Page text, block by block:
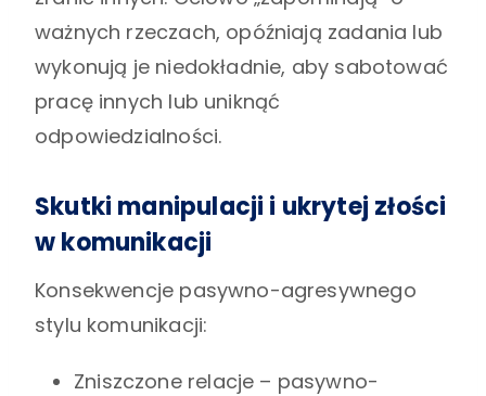
ważnych rzeczach, opóźniają zadania lub
wykonują je niedokładnie, aby sabotować
pracę innych lub uniknąć
odpowiedzialności.
Skutki manipulacji i ukrytej złości
w komunikacji
Konsekwencje pasywno-agresywnego
stylu komunikacji:
Zniszczone relacje – pasywno-